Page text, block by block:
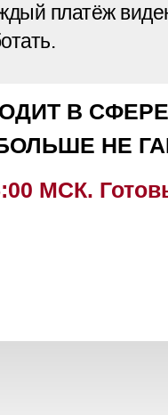
платёж
В
НЕ
МСК.